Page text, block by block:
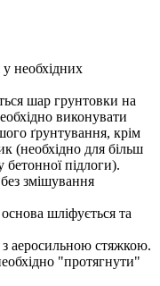
необхідних
шар грунтовки на
виконувати
ґрунтування, крім
(необхідно для більш
підлоги).
змішування
шліфується та
з аеросильною стяжкою.
"протягнути"